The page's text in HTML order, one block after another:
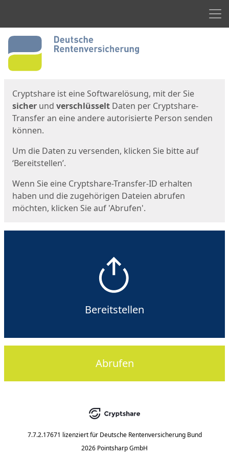
Start
Cryptshare ist eine Softwarelösung, mit der Sie
sicher und verschlüsselt Daten per Cryptshare-
Transfer an eine andere autorisierte Person senden
können.
Um die Daten zu versenden, klicken Sie bitte auf
‘Bereitstellen’.
Wenn Sie eine Cryptshare-Transfer-ID erhalten
haben und die zugehörigen Dateien abrufen
möchten, klicken Sie auf 'Abrufen'.
Bereitstellen
Abrufen
7.7.2.17671 lizenziert für Deutsche Rentenversicherung Bund
2026 Pointsharp GmbH